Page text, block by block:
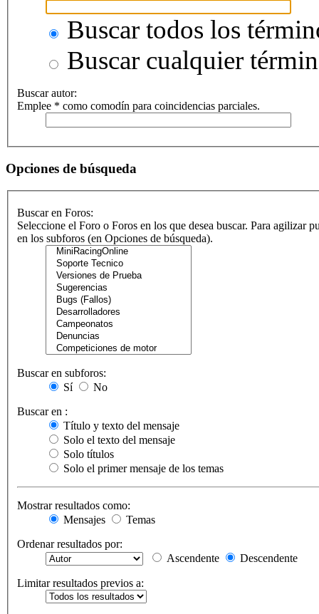
Buscar todos los
Buscar cualquier
Buscar autor:
Emplee * como comodín para coincidencias parciales.
Opciones de búsqueda
Buscar en Foros:
Seleccione el Foro o Foros en los que desea buscar. Para agilizar
en los subforos (en Opciones de búsqueda).
Buscar en subforos:
Sí
No
Buscar en :
Título y texto del mensaje
Solo el texto del mensaje
Solo títulos
Solo el primer mensaje de los temas
Mostrar resultados como:
Mensajes
Temas
Ordenar resultados por:
Ascendente
Descendente
Limitar resultados previos a: